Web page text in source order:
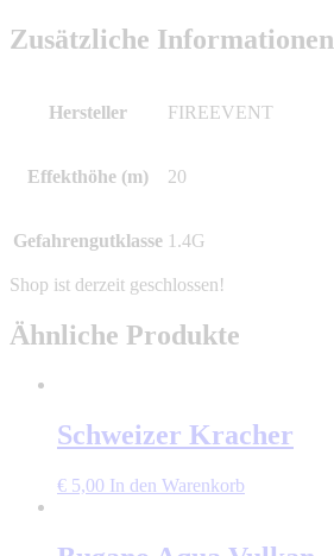
Zusätzliche Informationen
Hersteller FIREEVENT
Effekthöhe (m) 20
Gefahrengutklasse 1.4G
Ähnliche Produkte
Schweizer Kracher
€ 5,00 In den Warenkorb